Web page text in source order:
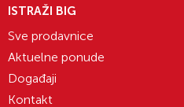
ISTRAŽI BIG
Sve prodavnice
Aktuelne ponude
Događaji
Kontakt